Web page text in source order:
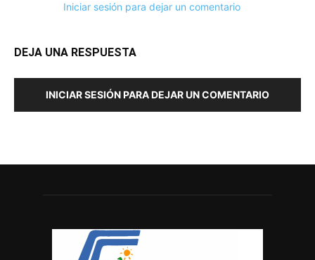
Iniciar sesión para dejar un comentario
DEJA UNA RESPUESTA
INICIAR SESIÓN PARA DEJAR UN COMENTARIO